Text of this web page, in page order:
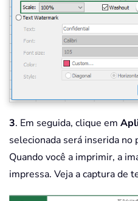
3. Em seguida, clique em
selecionada será inserida no
Quando você a imprimir, a
impressa. Veja a captura de